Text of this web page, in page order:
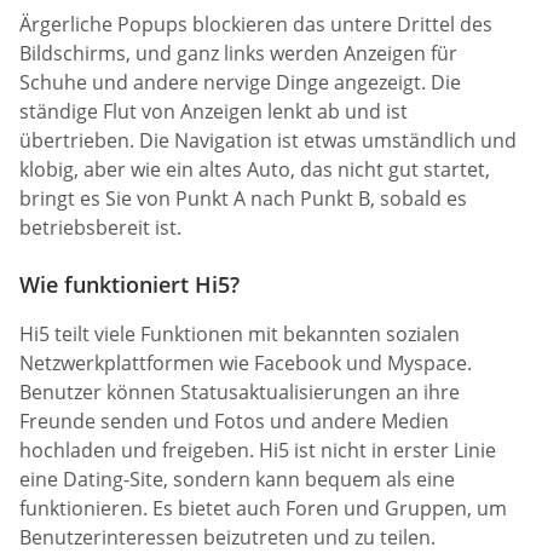
Ärgerliche Popups blockieren das untere Drittel des
Bildschirms, und ganz links werden Anzeigen für
Schuhe und andere nervige Dinge angezeigt. Die
ständige Flut von Anzeigen lenkt ab und ist
übertrieben. Die Navigation ist etwas umständlich und
klobig, aber wie ein altes Auto, das nicht gut startet,
bringt es Sie von Punkt A nach Punkt B, sobald es
betriebsbereit ist.
Wie funktioniert Hi5?
Hi5 teilt viele Funktionen mit bekannten sozialen
Netzwerkplattformen wie Facebook und Myspace.
Benutzer können Statusaktualisierungen an ihre
Freunde senden und Fotos und andere Medien
hochladen und freigeben. Hi5 ist nicht in erster Linie
eine Dating-Site, sondern kann bequem als eine
funktionieren. Es bietet auch Foren und Gruppen, um
Benutzerinteressen beizutreten und zu teilen.